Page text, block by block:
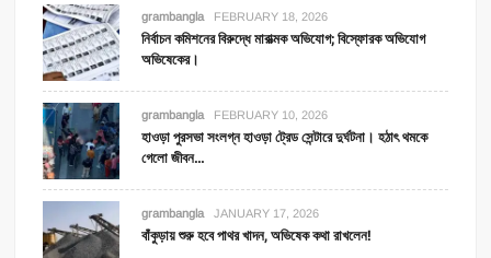
grambangla FEBRUARY 18, 2026
নির্বাচন কমিশনের বিরুদ্ধে মারাত্মক অভিযোগ; বিস্ফোরক অভিযোগ
অভিষেকের।
grambangla FEBRUARY 10, 2026
হাওড়া পুরসভা সংলগ্ন হাওড়া ট্রেড সেন্টারে দুর্ঘটনা। হঠাৎ থমকে
গেলো জীবন…
grambangla JANUARY 17, 2026
বাঁকুড়ায় শুরু হবে পাথর খাদন, অভিষেক কথা রাখলেন!